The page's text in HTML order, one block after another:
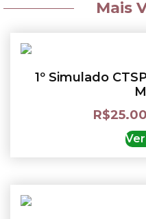
Mais
1º Simulado
R$25.00